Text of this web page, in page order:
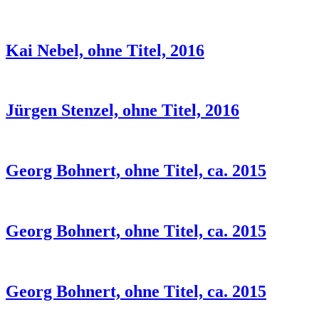
Kai Nebel, ohne Titel, 2016
Jürgen Stenzel, ohne Titel, 2016
Georg Bohnert, ohne Titel, ca. 2015
Georg Bohnert, ohne Titel, ca. 2015
Georg Bohnert, ohne Titel, ca. 2015